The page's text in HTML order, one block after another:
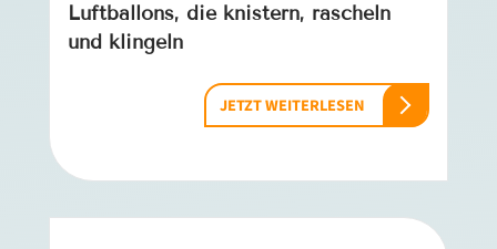
Luftballons, die knistern, rascheln
und klingeln
JETZT WEITERLESEN